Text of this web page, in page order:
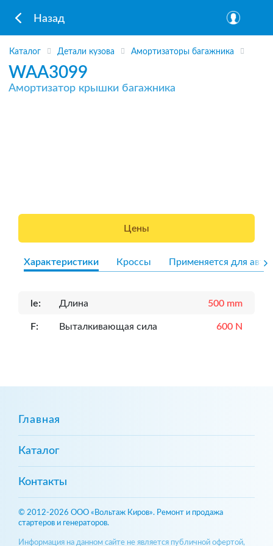
Назад
Каталог Детали кузова Амортизаторы багажника
WAA3099
Амортизатор крышки багажника
Цены
Характеристики Кроссы Применяется для авто
le: Длина 500 mm
F: Выталкивающая сила 600 N
Главная
Каталог
Контакты
© 2012-2026 ООО «Вольтаж Киров». Ремонт и продажа
стартеров и генераторов.
Информация на данном сайте не является публичной офертой,